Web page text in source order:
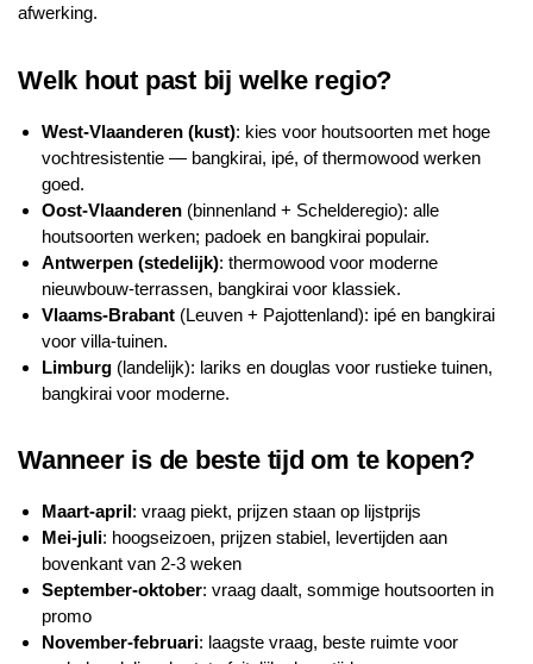
afwerking.
Welk hout past bij welke regio?
West-Vlaanderen (kust): kies voor houtsoorten met hoge
vochtresistentie — bangkirai, ipé, of thermowood werken
goed.
Oost-Vlaanderen (binnenland + Schelderegio): alle
houtsoorten werken; padoek en bangkirai populair.
Antwerpen (stedelijk): thermowood voor moderne
nieuwbouw-terrassen, bangkirai voor klassiek.
Vlaams-Brabant (Leuven + Pajottenland): ipé en bangkirai
voor villa-tuinen.
Limburg (landelijk): lariks en douglas voor rustieke tuinen,
bangkirai voor moderne.
Wanneer is de beste tijd om te kopen?
Maart-april: vraag piekt, prijzen staan op lijstprijs
Mei-juli: hoogseizoen, prijzen stabiel, levertijden aan
bovenkant van 2-3 weken
September-oktober: vraag daalt, sommige houtsoorten in
promo
November-februari: laagste vraag, beste ruimte voor